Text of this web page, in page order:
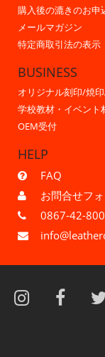
購入後の漉きのお申
メールマガジン
特定商取引法の表示
BUSINESS
オリジナル刻印/焼
学校教材・イベント
OEM受付
HELP
FAQ
お問合せフ
0867-42-